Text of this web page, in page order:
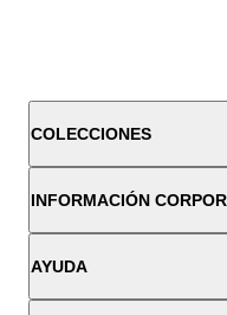
COLECCIONES
INFORMACIÓN
AYUDA